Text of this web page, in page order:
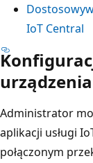
IoT Central
urządzenia
Administrator
aplikacji usługi
połączonym